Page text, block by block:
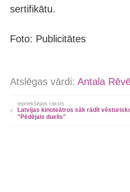
sertifikātu.
Foto: Publicitātes
Atslēgas vārdi: Antala
Iepriekšējais raksts
Latvijas kinoteātros sāk rādīt
"Pēdējais duelis"